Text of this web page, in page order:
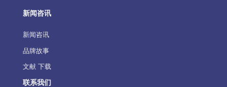
新闻咨讯
新闻咨讯
品牌故事
文献 下载
联系我们